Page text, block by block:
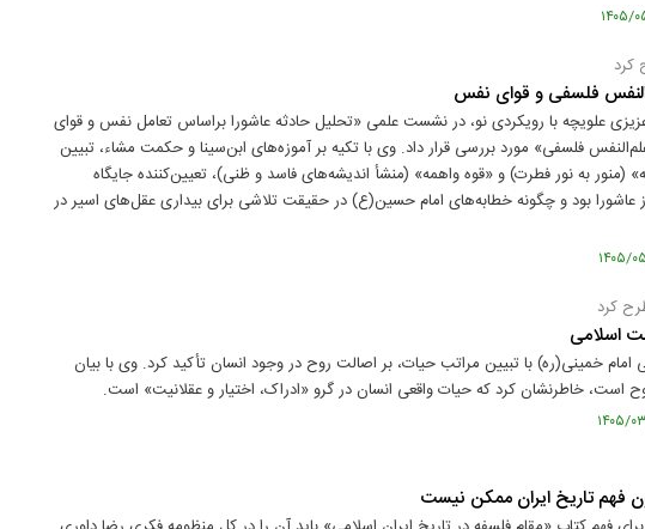
کرد
فلسفی و قوای نفس
علویچه با رویکردی نو، در نشست علمی «تحلیل حادثه عاشورا براساس تعامل نفس و قوای
فلسفی» مورد بررسی قرار داد. وی با تکیه بر آموزه‌های ابن‌سینا و حکمت مشاء، تبیین
(منور به نور فطرت) و «قوه واهمه» (منشأ اندیشه‌های فاسد و ظنی)، تعیین‌کننده جایگاه
عاشورا بود و چگونه خطابه‌های امام حسین(ع) در حقیقت تلاشی برای بیداری عقل‌های اسیر در
کرد
اسلامی
خمینی(ره) با تبیین مراتب حیات، بر اصالت روح در وجود انسان تأکید کرد. وی با بیان
است، خاطرنشان کرد که حیات واقعی انسان در گرو «ادراک، اختیار و عقلانیت» است.
فهم تاریخ ایران ممکن نیست